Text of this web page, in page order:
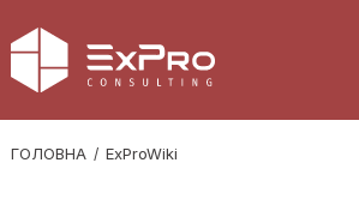
ГОЛОВНА ExProWiki